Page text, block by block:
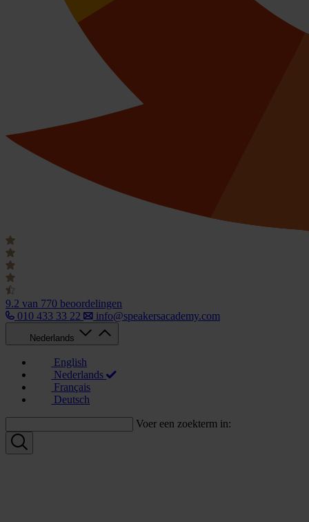
9.2 van 770 beoordelingen
010 433 33 22
info@speakersacademy.com
Nederlands
English
Nederlands
Français
Deutsch
Voer een zoekterm in: